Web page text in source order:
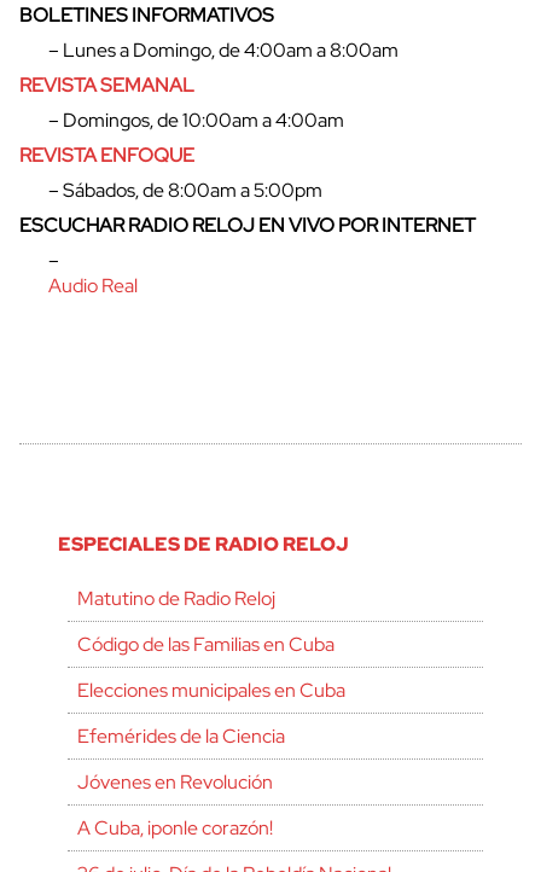
BOLETINES INFORMATIVOS
– Lunes a Domingo, de 4:00am a 8:00am
REVISTA SEMANAL
– Domingos, de 10:00am a 4:00am
REVISTA ENFOQUE
– Sábados, de 8:00am a 5:00pm
ESCUCHAR RADIO RELOJ EN VIVO POR INTERNET
–
Audio Real
ESPECIALES DE RADIO RELOJ
Matutino de Radio Reloj
Código de las Familias en Cuba
Elecciones municipales en Cuba
Efemérides de la Ciencia
Jóvenes en Revolución
A Cuba, ¡ponle corazón!